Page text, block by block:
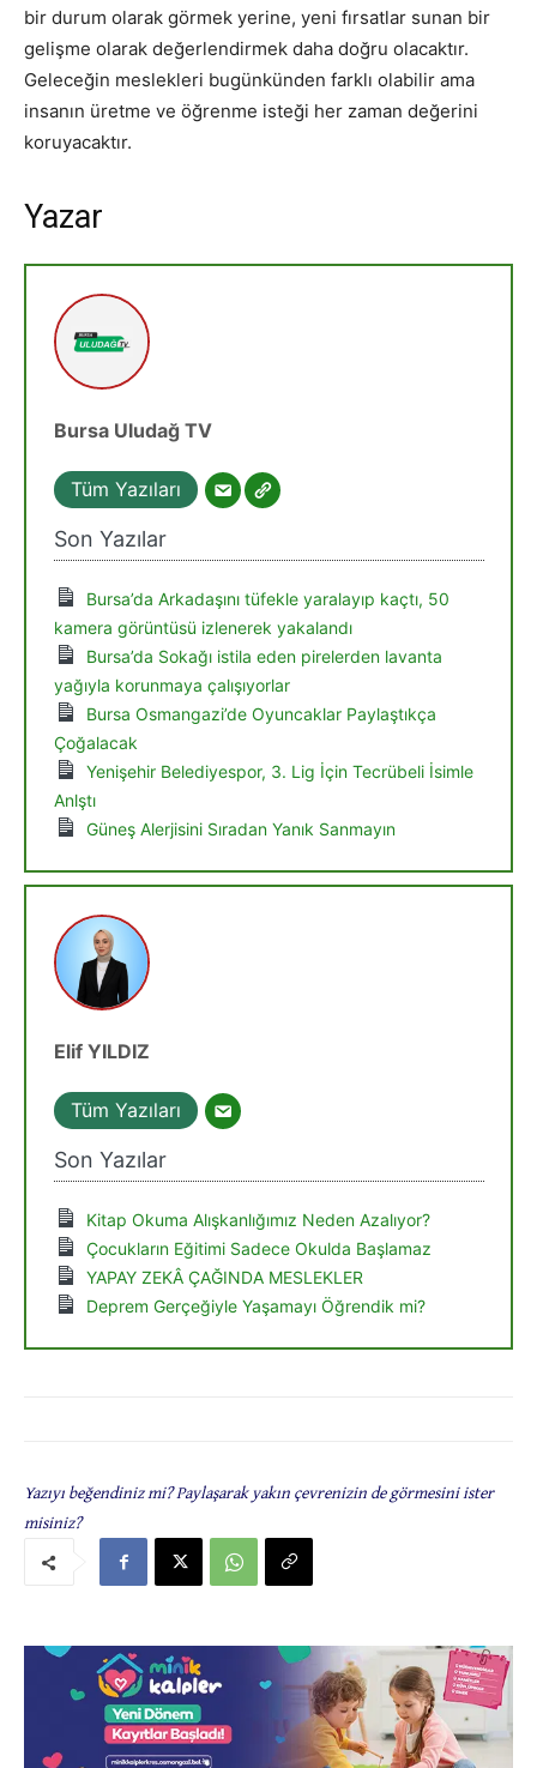
bir durum olarak görmek yerine, yeni fırsatlar sunan bir
gelişme olarak değerlendirmek daha doğru olacaktır.
Geleceğin meslekleri bugünkünden farklı olabilir ama
insanın üretme ve öğrenme isteği her zaman değerini
koruyacaktır.
Yazar
Bursa Uludağ TV
Tüm Yazıları
Son Yazılar
Bursa’da Arkadaşını tüfekle yaralayıp kaçtı, 50
kamera görüntüsü izlenerek yakalandı
Bursa’da Sokağı istila eden pirelerden lavanta
yağıyla korunmaya çalışıyorlar
Bursa Osmangazi’de Oyuncaklar Paylaştıkça
Çoğalacak
Yenişehir Belediyespor, 3. Lig İçin Tecrübeli İsimle
Anlştı
Güneş Alerjisini Sıradan Yanık Sanmayın
Elif YILDIZ
Tüm Yazıları
Son Yazılar
Kitap Okuma Alışkanlığımız Neden Azalıyor?
Çocukların Eğitimi Sadece Okulda Başlamaz
YAPAY ZEKÂ ÇAĞINDA MESLEKLER
Deprem Gerçeğiyle Yaşamayı Öğrendik mi?
Yazıyı beğendiniz mi? Paylaşarak yakın çevrenizin de görmesini ister
misiniz?